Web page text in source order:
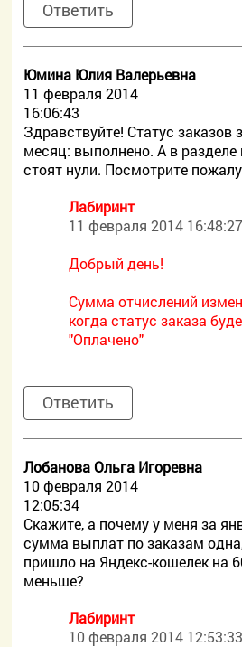
Ответить
Юмина Юлия Валерьевна
11 февраля 2014
16:06:43
Здравствуйте! Статус заказов
месяц: выполнено. А в
стоят нули. Посмотрите
Лабиринт
11 февраля 2014 16:48:27
Добрый день!
Сумма отчислений
когда статус заказа
"Оплачено"
Ответить
Лобанова Ольга Игоревна
10 февраля 2014
12:05:34
Скажите, а почему у меня за
сумма выплат по заказам
пришло на Яндекс-кошелек на
меньше?
Лабиринт
10 февраля 2014 12:53:33